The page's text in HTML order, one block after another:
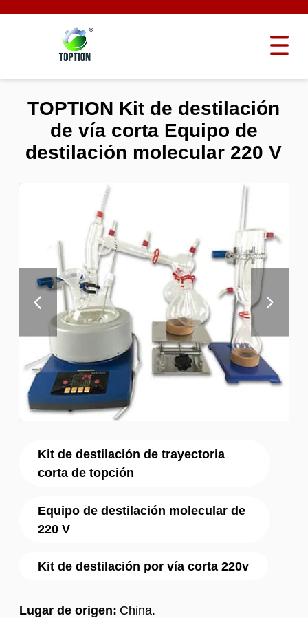
Kit de destilación de trayectoria
corta de topción
Equipo de destilación molecular de
220 V
Kit de destilación por vía corta 220v
Lugar de origen: China.
TOPTION Kit de destilación
de vía corta Equipo de
destilación molecular 220 V